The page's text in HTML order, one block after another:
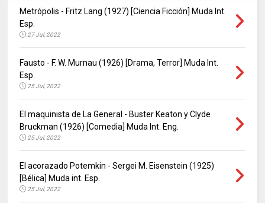
Metrópolis - Fritz Lang (1927) [Ciencia Ficción] Muda Int.
Esp.
27 Jul, 2022
Fausto - F. W. Murnau (1926) [Drama, Terror] Muda Int.
Esp.
25 Jul, 2022
El maquinista de La General - Buster Keaton y Clyde
Bruckman (1926) [Comedia] Muda Int. Eng.
25 Jul, 2022
El acorazado Potemkin - Sergei M. Eisenstein (1925)
[Bélica] Muda int. Esp.
25 Jul, 2022